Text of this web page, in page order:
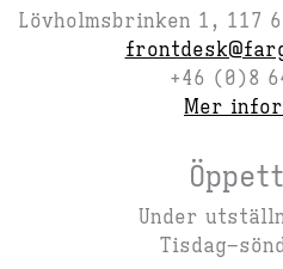
Lövholmsbrinken 1, 117
+46 (0)8
Mer
Under